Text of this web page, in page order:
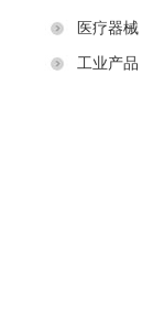
医疗器械
工业产品